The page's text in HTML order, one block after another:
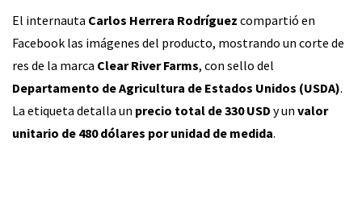
El internauta Carlos Herrera Rodríguez compartió en
Facebook las imágenes del producto, mostrando un corte de
res de la marca Clear River Farms, con sello del
Departamento de Agricultura de Estados Unidos (USDA).
La etiqueta detalla un precio total de 330 USD y un valor
unitario de 480 dólares por unidad de medida.